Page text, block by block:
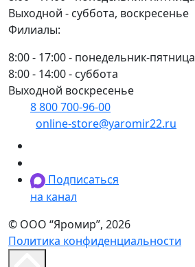
Выходной - суббота, воскресенье
Филиалы:
8:00 - 17:00 - понедельник-пятница
8:00 - 14:00 - суббота
Выходной воскресенье
8 800 700-96-00
online-store@yaromir22.ru
Подписаться
на канал
© ООО “Яромир”, 2026
Политика конфиденциальности